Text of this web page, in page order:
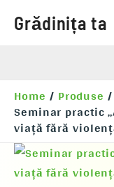
Grădinița ta
Home Produse
Seminar practic
viață fără
Cantitate
Seminar
practic